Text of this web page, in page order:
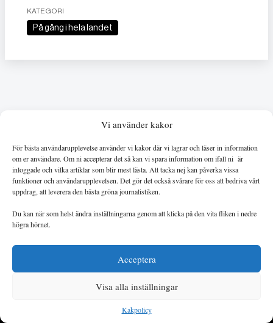
Vi använder kakor
För bästa användarupplevelse använder vi kakor där vi lagrar och läser in information
om er användare. Om ni accepterar det så kan vi spara information om ifall ni är
inloggade och vilka artiklar som blir mest lästa. Att tacka nej kan påverka vissa
funktioner och användarupplevelsen. Det gör det också svårare för oss att bedriva vårt
uppdrag, att leverera den bästa gröna journalistiken.
Du kan när som helst ändra inställningarna genom att klicka på den vita fliken i nedre
högra hörnet.
Acceptera
Visa alla inställningar
Kakpolicy
KATEGORI
På gång i hela landet
Kontakt
Prenumerationsärenden:prenumeration@landetsfria.nu
Redaktionen:
Kundservice och support